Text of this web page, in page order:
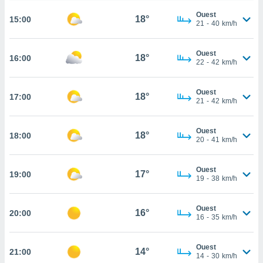
de
votre
en
des
au
web.
15:00 18°
Ouest
21 - 40 km/h
16:00 18°
Ouest
22 - 42 km/h
17:00 18°
Ouest
21 - 42 km/h
18:00 18°
Ouest
20 - 41 km/h
19:00 17°
Ouest
19 - 38 km/h
20:00 16°
Ouest
16 - 35 km/h
21:00 14°
Ouest
14 - 30 km/h